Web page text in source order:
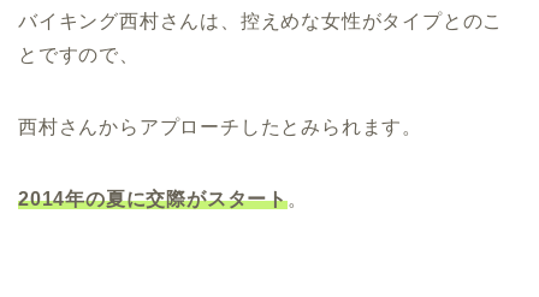
バイキング西村さんは、控えめな女性がタイプとのこ
とですので、
西村さんからアプローチしたとみられます。
2014年の夏に交際がスタート。